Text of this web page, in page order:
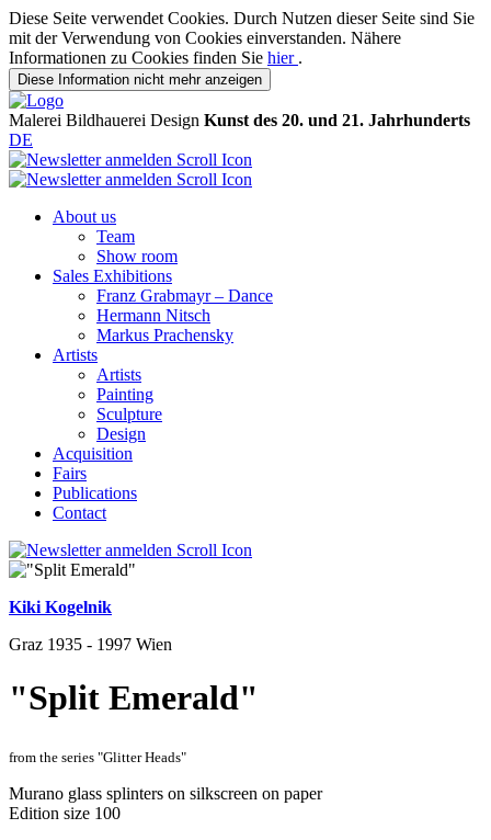
Diese Seite verwendet Cookies. Durch Nutzen dieser Seite sind Sie
mit der Verwendung von Cookies einverstanden. Nähere
Informationen zu Cookies finden Sie hier .
Diese Information nicht mehr anzeigen
Malerei Bildhauerei Design Kunst des 20. und 21. Jahrhunderts
DE
About us
Team
Show room
Sales Exhibitions
Franz Grabmayr – Dance
Hermann Nitsch
Markus Prachensky
Artists
Artists
Painting
Sculpture
Design
Acquisition
Fairs
Publications
Contact
Kiki Kogelnik
Graz 1935 - 1997 Wien
"Split Emerald"
from the series "Glitter Heads"
Murano glass splinters on silkscreen on paper
Edition size 100